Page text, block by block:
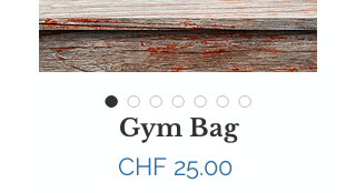
Gym Bag
CHF 25.00Preis